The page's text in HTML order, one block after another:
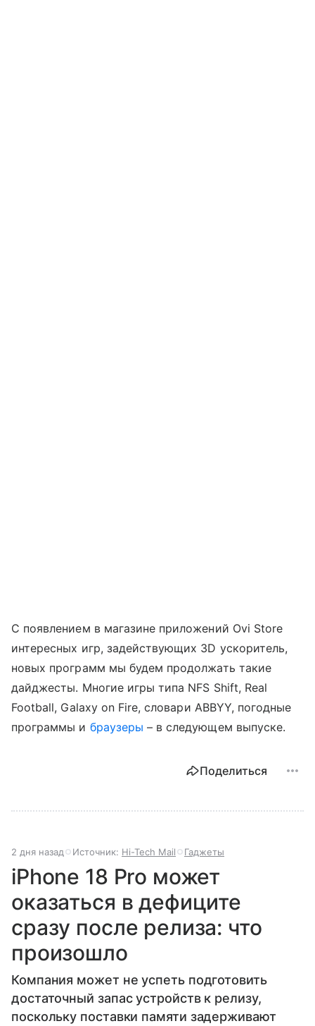
С появлением в магазине приложений Ovi Store
интересных игр, задействующих 3D ускоритель,
новых программ мы будем продолжать такие
дайджесты. Многие игры типа NFS Shift, Real
Football, Galaxy on Fire, словари ABBYY, погодные
программы и браузеры – в следующем выпуске.
Поделиться
2 дня назад Источник: Hi-Tech Mail Гаджеты
iPhone 18 Pro может
оказаться в дефиците
сразу после релиза: что
произошло
Компания может не успеть подготовить
достаточный запас устройств к релизу,
поскольку поставки памяти задерживают